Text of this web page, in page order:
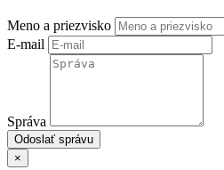
Meno a priezvisko
E-mail
Správa
Odoslať správu
×